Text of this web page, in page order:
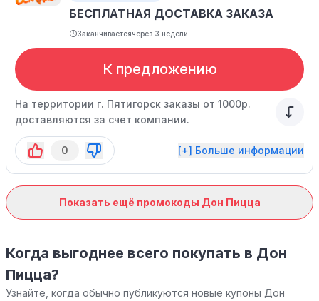
БЕСПЛАТНАЯ ДОСТАВКА ЗАКАЗА
Заканчиваетсячерез 3 недели
К предложению
На территории г. Пятигорск заказы от 1000р.
доставляются за счет компании.
0 [+] Больше информации
Показать ещё промокоды Дон Пицца
Когда выгоднее всего покупать в Дон
Пицца?
Узнайте, когда обычно публикуются новые купоны Дон